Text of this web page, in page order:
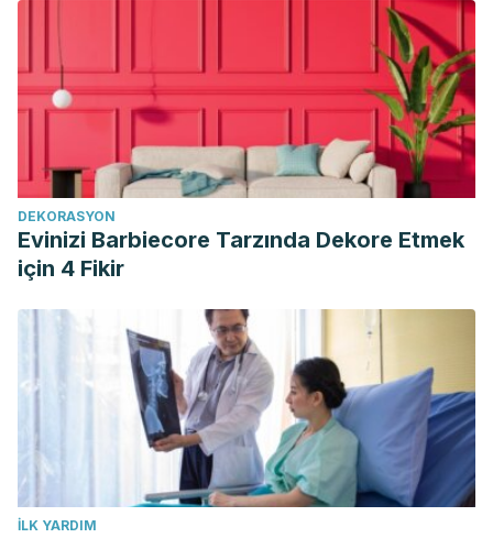
DEKORASYON
Evinizi Barbiecore Tarzında Dekore Etmek
için 4 Fikir
İLK YARDIM